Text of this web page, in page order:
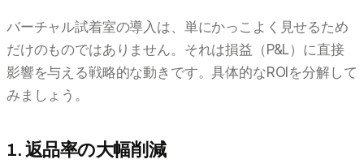
バーチャル試着室の導入は、単にかっこよく見せるため
だけのものではありません。それは損益（P&L）に直接
影響を与える戦略的な動きです。具体的なROIを分解して
みましょう。
1. 返品率の大幅削減